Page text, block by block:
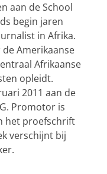
aan de School
begin jaren
in Afrika.
Amerikaanse
Afrikaanse
opleidt.
2011 aan de
Promotor is
het proefschrift
verschijnt bij